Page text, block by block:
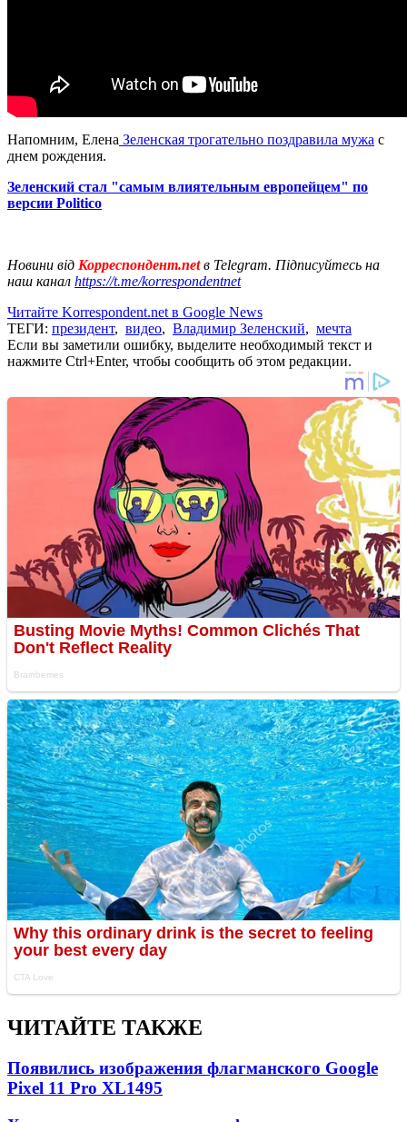
Напомним, Елена Зеленская трогательно поздравила мужа с
днем рождения.
Зеленский стал "самым влиятельным европейцем" по
версии Politico
Новини від Корреспондент.netв Telegram. Підписуйтесь на
наш канал https://t.me/korrespondentnet
Читайте Korrespondent.net в Google News
ТЕГИ: президент, видео, Владимир Зеленский, мечта
Если вы заметили ошибку, выделите необходимый текст и
нажмите Ctrl+Enter, чтобы сообщить об этом редакции.
ЧИТАЙТЕ ТАКЖЕ
Появились изображения флагманского Google
Pixel 11 Pro XL1495